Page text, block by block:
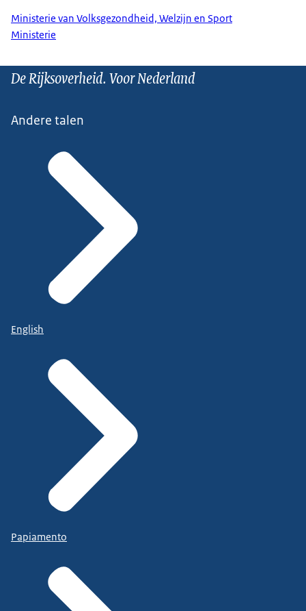
Ministerie van Volksgezondheid, Welzijn en Sport
Ministerie
De Rijksoverheid. Voor Nederland
Andere talen
English
Papiamento